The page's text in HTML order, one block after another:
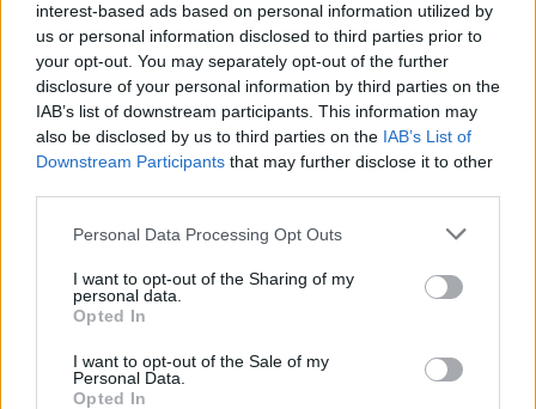
interest-based ads based on personal information utilized by
us or personal information disclosed to third parties prior to
your opt-out. You may separately opt-out of the further
disclosure of your personal information by third parties on the
IAB’s list of downstream participants. This information may
also be disclosed by us to third parties on the IAB’s List of
Downstream Participants that may further disclose it to other
Please note that this website/app uses one or more Google
not limited to your visit or usage behaviour. You may click to
grant or deny consent to Google and its third-party tags to
use your data for below specified purposes in below Google
consent section.
Personal Data Processing Opt Outs
I want to opt-out of the Sharing of my
personal data.
Opted In
I want to opt-out of the Sale of my
Personal Data.
Opted In
#BELFÖLD #GEMENC #ERDEI VASÚT #KISVASÚT
ORBÁN VIKTOR BERUHÁZÁS
#PUSZTULÁS
Népszerű